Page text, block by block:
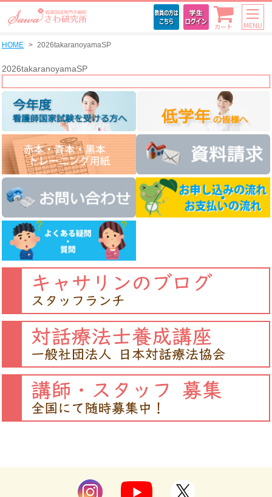
カート MENU
HOME 2026takaranoyamaSP
2026takaranoyamaSP